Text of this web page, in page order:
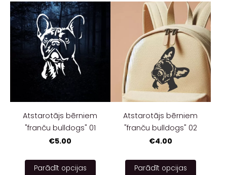
Atstarotājs bērniem
"franču bulldogs" 01
€5.00
Parādīt opcijas
Atstarotājs bērniem
"franču bulldogs" 02
€4.00
Parādīt opcijas